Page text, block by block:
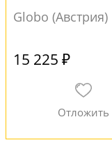
Globo (Австрия)
15 225 ₽